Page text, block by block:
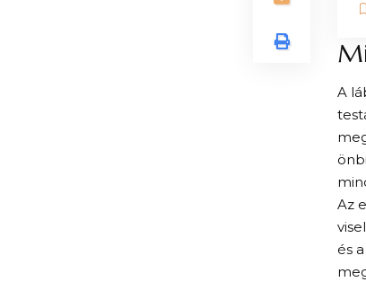
A
Az
és